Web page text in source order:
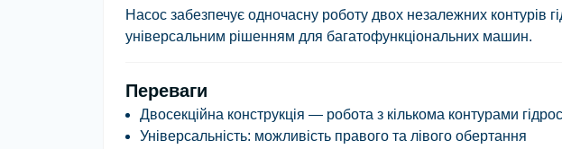
Насос забезпечує одночасну роботу двох незалежних контурів
універсальним рішенням для багатофункціональних машин.
Переваги
Двосекційна конструкція — робота з кількома контурами
Універсальність: можливість правого та лівого обертання